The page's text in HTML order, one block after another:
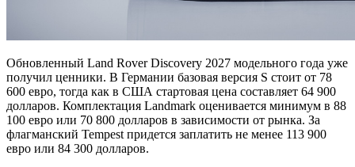
Обновленный Land Rover Discovery 2027 модельного года уже
получил ценники. В Германии базовая версия S стоит от 78
600 евро, тогда как в США стартовая цена составляет 64 900
долларов. Комплектация Landmark оценивается минимум в 88
100 евро или 70 800 долларов в зависимости от рынка. За
флагманский Tempest придется заплатить не менее 113 900
евро или 84 300 долларов.